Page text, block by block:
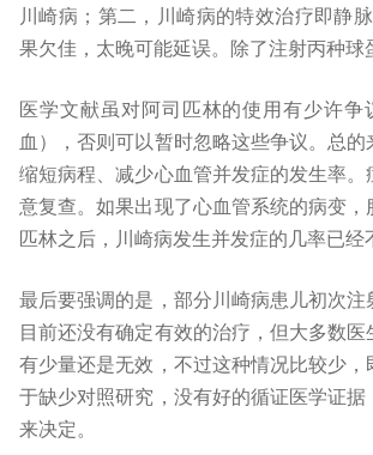
川崎病；第二，川崎病的特效治疗即静
果欠佳，太晚可能延误。除了注射丙种球
医学文献虽对阿司匹林的使用有少许
血），否则可以暂时忽略这些争议。总
缩短病程、减少心血管并发症的发生率
意复查。如果出现了心血管系统的病变
匹林之后，川崎病发生并发症的几率已经
最后要强调的是，部分川崎病患儿初次
目前还没有确定有效的治疗，但大多数
有少量还是无效，不过这种情况比较少
于缺少对照研究，没有好的循证医学证
来决定。